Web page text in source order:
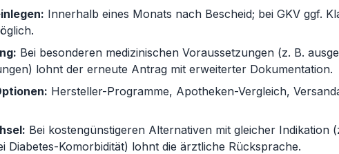
Innerhalb eines Monats nach Bescheid; bei GKV ggf.
Bei besonderen medizinischen Voraussetzungen (z. B.
lohnt der erneute Antrag mit erweiterter Dokumentation.
Hersteller-Programme, Apotheken-Vergleich,
Bei kostengünstigeren Alternativen mit gleicher Indikation
Diabetes-Komorbidität) lohnt die ärztliche Rücksprache.